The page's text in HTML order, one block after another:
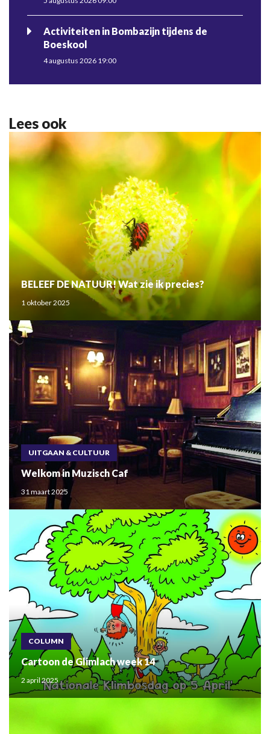
Activiteiten in Bombazijn tijdens de
Boeskool
4 augustus 2026 19:00
Lees ook
BELEEF DE NATUUR! Wat zie ik precies?
1 oktober 2025
UITGAAN & CULTUUR
Welkom in Muzisch Caf
31 maart 2025
COLUMN
Cartoon de Glimlach week 14
2 april 2025